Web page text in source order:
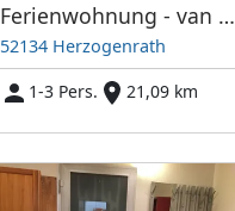
Ferienwohnung - van Reimersdahl
52134 Herzogenrath
1-3 Pers.
21,09 km